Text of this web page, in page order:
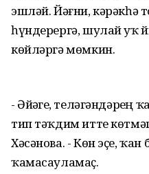
эшләй. Йәғни, кәрәкһә
һүндерергә, шулай уҡ
көйләргә мөмкин.
- Әйҙәгеҙ,
тип тәҡдим итте
Хәсәнова. - Көн эҫе,
ҡамасауламаҫ.